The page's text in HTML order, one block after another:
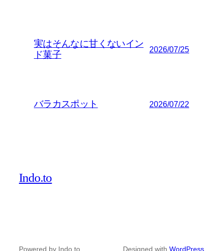
実はそんなに甘くないイン
ド菓子
2026/07/25
バラカスポット 2026/07/22
Indo.to
Powered by Indo.to Designed with WordPress